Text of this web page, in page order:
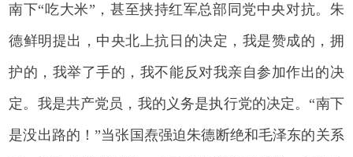
南下“吃大米”，甚至挟持红军总部同党中央对抗。朱
德鲜明提出，中央北上抗日的决定，我是赞成的，拥
护的，我举了手的，我不能反对我亲自参加作出的决
定。我是共产党员，我的义务是执行党的决定。“南下
是没出路的！”当张国焘强迫朱德断绝和毛泽东的关系